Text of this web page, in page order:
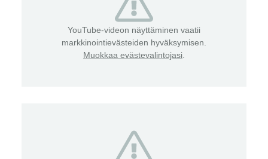
YouTube-videon näyttäminen vaatii
markkinointievästeiden hyväksymisen.
Muokkaa evästevalintojasi